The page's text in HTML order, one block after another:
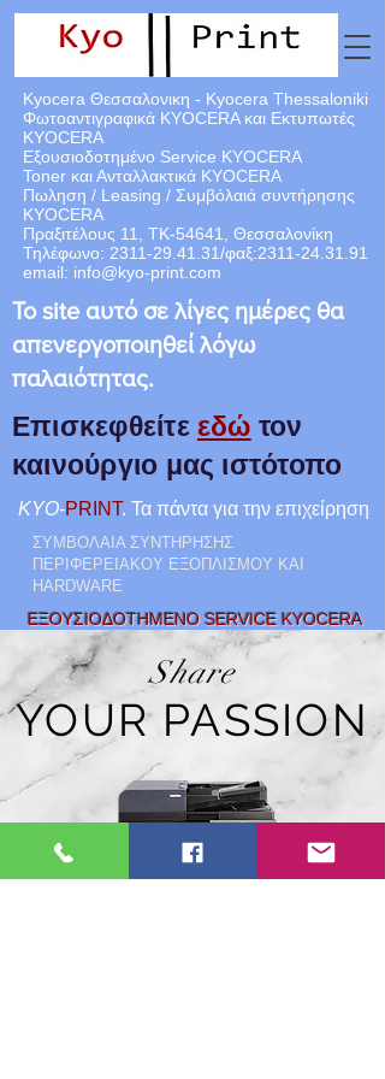
ΕΞΟΥΣΙΟΔΟΤΗΜΕΝΟ SERVICE KYOCERA
Kyocera Θεσσαλονικη - Kyocera Thessaloniki
Φωτοαντιγραφικά KYOCERA και Εκτυπωτές
KYOCERA
Εξουσιοδοτημένο Service KYOCERA
Toner και Ανταλλακτικά KYOCERA
Πωληση / Leasing / Συμβόλαιά συντήρησης
KYOCERA
Πραξιτέλους 11, ΤΚ-54641, Θεσσαλονίκη
Τηλέφωνο: 2311-29.41.31/φαξ:2311-24.31.91
email: info@kyo-print.com
KYO-PRINT. Τα πάντα για την επιχείρηση
ΣΥΜΒΟΛΑΙΑ ΣΥΝΤΗΡΗΣΗΣ
ΠΕΡΙΦΕΡΕΙΑΚΟΥ ΕΞΟΠΛΙΣΜΟΥ ΚΑΙ
HARDWARE
Το site αυτό σε λίγες ημέρες θα
απενεργοποιηθεί λόγω
παλαιότητας.
Επισκεφθείτε εδώ τον
καινούργιο μας ιστότοπο
ΠΩΛΗΣΗ KAI
LEASING
Share
YOUR PASSION